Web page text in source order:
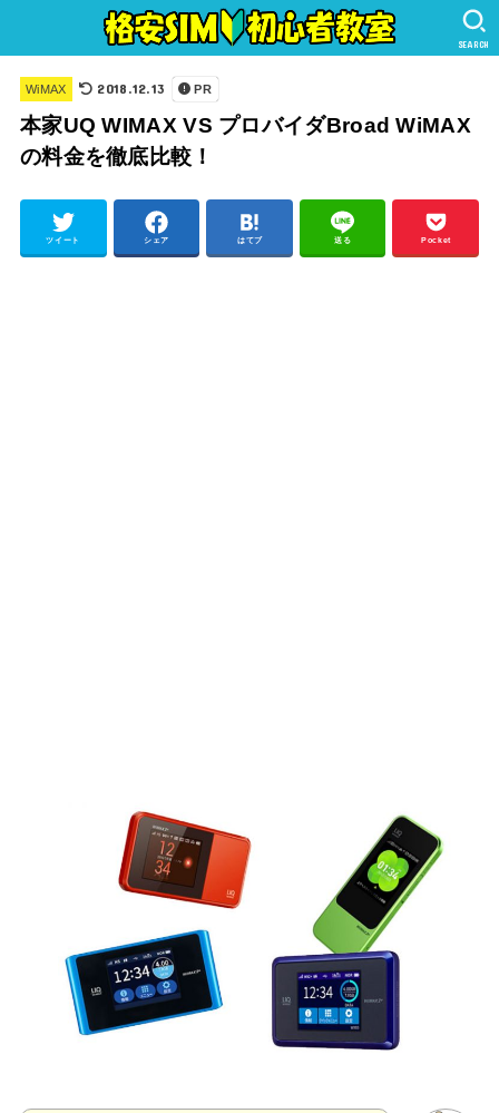
SEARCH
WiMAX 2018.12.13 PR
本家UQ WIMAX VS プロバイダBroad WiMAX
の料金を徹底比較！
ツイート シェア はてブ 送る Pocket